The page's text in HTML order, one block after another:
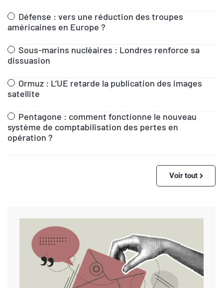
Défense : vers une réduction des troupes
américaines en Europe ?
Sous-marins nucléaires : Londres renforce sa
dissuasion
Ormuz : L’UE retarde la publication des images
satellite
Pentagone : comment fonctionne le nouveau
système de comptabilisation des pertes en
opération ?
Voir tout